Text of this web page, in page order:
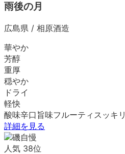
雨後の月
広島県 / 相原酒造
華やか
芳醇
重厚
穏やか
ドライ
軽快
酸味辛口 旨味フルーティ スッキリ
詳細を見る
人気 38位